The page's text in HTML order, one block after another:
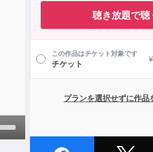
聴き放題で聴
この作品はチケット対象です
チケット ¥
プランを選択せずに作品